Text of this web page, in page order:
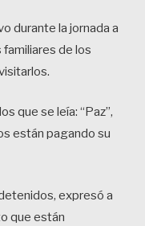
durante la jornada a
de los
que se leía: “Paz”,
están pagando su
expresó a
que están